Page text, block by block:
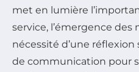
met en lumière
service, l’émergence
nécessité d’une
de communication pour